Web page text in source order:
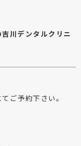
川デンタルクリニ
ご予約下さい。